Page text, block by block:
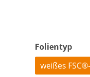
Folientyp
weißes